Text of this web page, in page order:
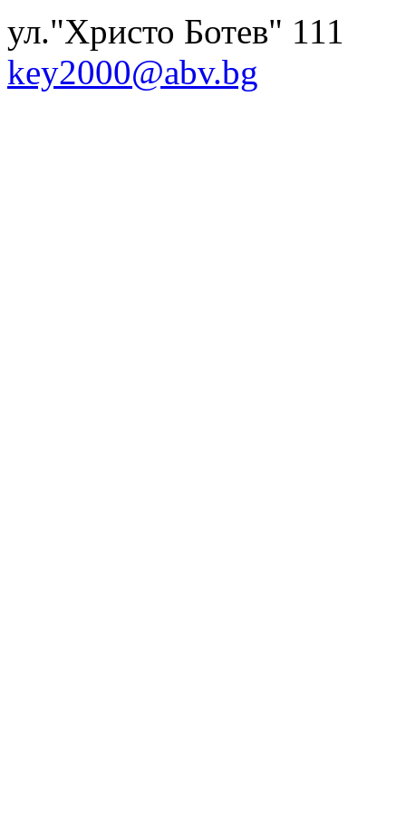
ул."Христо
key2000@abv.bg